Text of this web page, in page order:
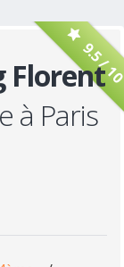
9.5 /
Florent
à Paris